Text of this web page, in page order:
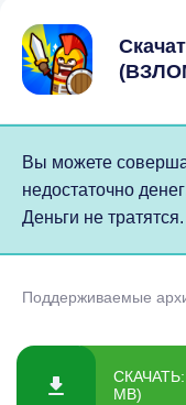
Вы можете
недостаточно
Деньги не тратятся.
Поддерживаемые
СКАЧАТЬ:
MB)